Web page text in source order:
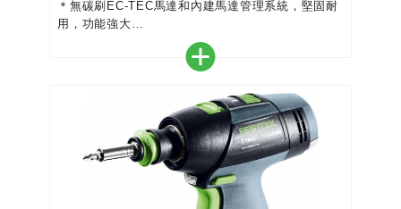
＊無碳刷EC-TEC馬達和內建馬達管理系統，堅固耐
用，功能強大
＊全電子扭矩設置，準確地擰鎖螺絲
＊FastFix 接口適用於 FastFix 夾頭和
＊從擰螺絲功能切換到鑽的功能，不會使你您設定好
＊理想的人體工學設計：緊密、輕便、最佳重心位置